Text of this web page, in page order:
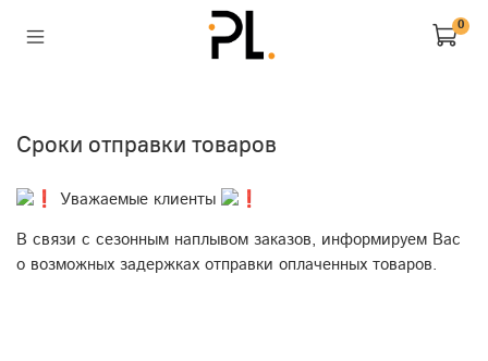
0
Сроки отправки товаров
Уважаемые клиенты
В связи с сезонным наплывом заказов, информируем Вас
о возможных задержках отправки оплаченных товаров.